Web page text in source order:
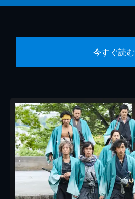
今すぐ読む